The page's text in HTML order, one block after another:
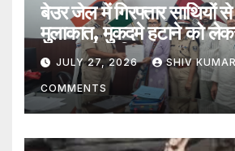
बेउर जेल में गिरफ्तार साथियों
मुलाकात, मुकदमे हटाने को
मिला प्रतिनिधिमंडल
JULY 27, 2026 SHIV
COMMENTS